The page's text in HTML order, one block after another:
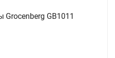
Grocenberg GB1011